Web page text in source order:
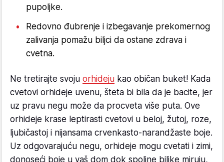
pupoljke.
Redovno đubrenje i izbegavanje prekomernog
zalivanja pomažu biljci da ostane zdrava i
cvetna.
Ne tretirajte svoju orhideju kao običan buket! Kada
cvetovi orhideje uvenu, šteta bi bila da je bacite, jer
uz pravu negu može da procveta više puta. Ove
orhideje krase leptirasti cvetovi u beloj, žutoj, roze,
ljubičastoj i nijansama crvenkasto-narandžaste boje.
Uz odgovarajuću negu, orhideje mogu cvetati i zimi,
donoseći boje u vaš dom dok spoljne biljke miruju,